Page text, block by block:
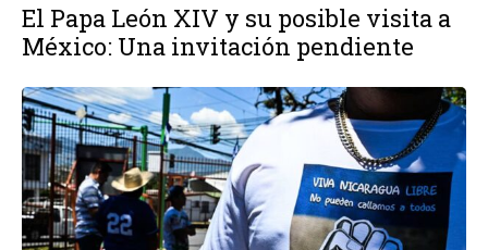
El Papa León XIV y su posible visita a
México: Una invitación pendiente